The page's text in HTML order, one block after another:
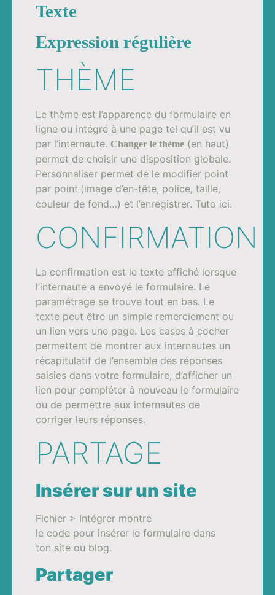
Texte
Expression régulière
THÈME
Le thème est l’apparence du formulaire en
ligne ou intégré à une page tel qu’il est vu
par l’internaute. Changer le thème (en haut)
permet de choisir une disposition globale.
Personnaliser permet de le modifier point
par point (image d’en-tête, police, taille,
couleur de fond…) et l’enregistrer. Tuto ici.
CONFIRMATION
La confirmation est le texte affiché lorsque
l’internaute a envoyé le formulaire. Le
paramétrage se trouve tout en bas. Le
texte peut être un simple remerciement ou
un lien vers une page. Les cases à cocher
permettent de montrer aux internautes un
récapitulatif de l’ensemble des réponses
saisies dans votre formulaire, d’afficher un
lien pour compléter à nouveau le formulaire
ou de permettre aux internautes de
corriger leurs réponses.
PARTAGE
Insérer sur un site
Fichier > Intégrer montre
le code pour insérer le formulaire dans
ton site ou blog.
Partager